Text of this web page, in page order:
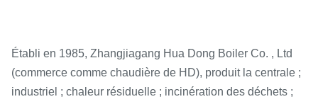
Établi en 1985, Zhangjiagang Hua Dong Boiler Co. , Ltd
(commerce comme chaudière de HD), produit la centrale ;
industriel ; chaleur résiduelle ; incinération des déchets ;